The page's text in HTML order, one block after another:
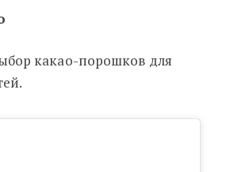
какао-порошков для